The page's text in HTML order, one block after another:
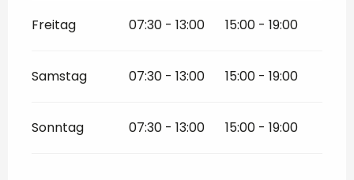
Freitag 07:30 - 13:00 15:00 - 19:00
Samstag 07:30 - 13:00 15:00 - 19:00
Sonntag 07:30 - 13:00 15:00 - 19:00